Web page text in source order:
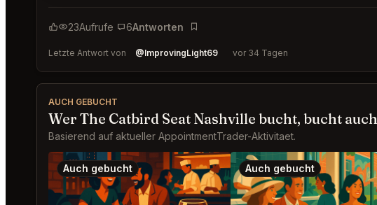
23Aufrufe 6Antworten
Lesezeichen
Letzte Antwort von @ImprovingLight69 vor 34 Tagen
AUCH GEBUCHT
Wer The Catbird Seat Nashville bucht, bucht auch
Basierend auf aktueller AppointmentTrader-Aktivitaet.
Auch gebucht Auch gebucht